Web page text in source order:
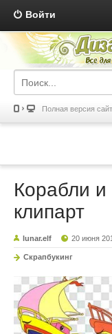
Войти
Полная версия
Корабли и
клипарт
lunar.elf 20 июня
Скрапбукинг